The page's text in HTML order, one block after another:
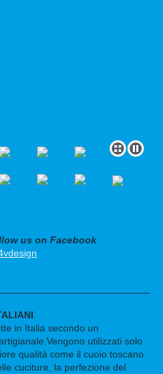
us on Facebook
in Italia secondo un
utilizzati solo
qualità come il cuoio toscano
cuciture, la perfezione del